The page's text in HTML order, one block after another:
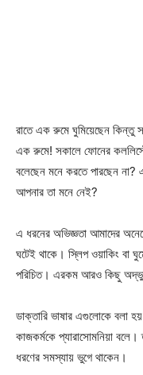
রাতে এক রুমে ঘুমিয়েছেন কিন্তু
এক রুমে! সকালে ফোনের
বলেছেন মনে করতে পারছেন না?
আপনার তা মনে নেই?
এ ধরনের অভিজ্ঞতা আমাদের
ঘটেই থাকে। স্লিপ ওয়াকিং বা
পরিচিত। এরকম আরও কিছু
ডাক্তারি ভাষার এগুলোকে বলা
কাজকর্মকে প্যারাসোমনিয়া
ধরণের সমস্যায় ভুগে থাকেন।